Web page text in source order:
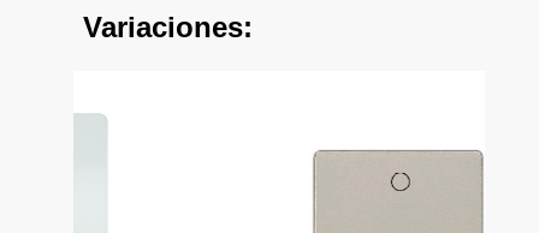
Variaciones: